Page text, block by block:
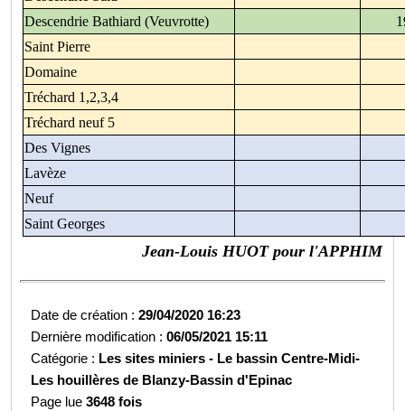
Descendrie Bathiard (Veuvrotte)
Saint Pierre
Domaine
Tréchard 1,2,3,4
Tréchard neuf 5
Des Vignes
Lavèze
Neuf
Saint Georges
Jean-Louis HUOT pour l'APPHIM
Date de création :29/04/2020 16:23
Dernière modification :06/05/2021 15:11
Catégorie : Les sites miniers - Le bassin Centre-Midi-
Les houillères de Blanzy-Bassin d'Epinac
Page lue3648 fois